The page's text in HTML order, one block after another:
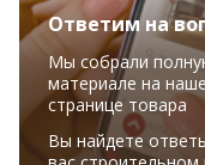
Ответим на
Мы собрали
материале на
странице товара
Вы найдете